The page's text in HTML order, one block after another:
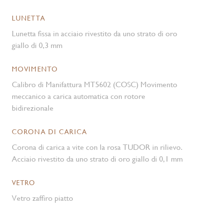
LUNETTA
Lunetta fissa in acciaio rivestito da uno strato di oro
giallo di 0,3 mm
MOVIMENTO
Calibro di Manifattura MT5602 (COSC) Movimento
meccanico a carica automatica con rotore
bidirezionale
CORONA DI CARICA
Corona di carica a vite con la rosa TUDOR in rilievo.
Acciaio rivestito da uno strato di oro giallo di 0,1 mm
VETRO
Vetro zaffiro piatto